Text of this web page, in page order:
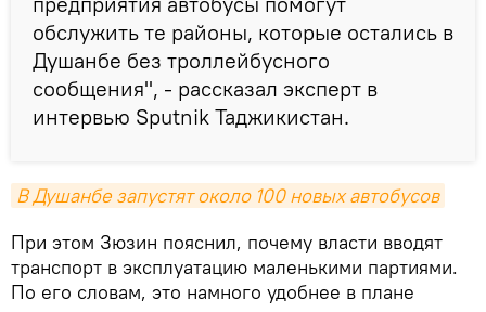
обслужить те районы, которые остались в
Душанбе без троллейбусного
сообщения", - рассказал эксперт в
интервью Sputnik Таджикистан.
В Душанбе запустят около 100 новых автобусов
При этом Зюзин пояснил, почему власти вводят
транспорт в эксплуатацию маленькими партиями.
По его словам, это намного удобнее в плане